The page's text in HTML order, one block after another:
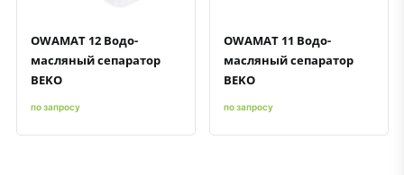
OWAMAT 12 Водо-
масляный сепаратор
BEKO
по запросу
OWAMAT 11 Водо-
масляный сепаратор
BEKO
по запросу